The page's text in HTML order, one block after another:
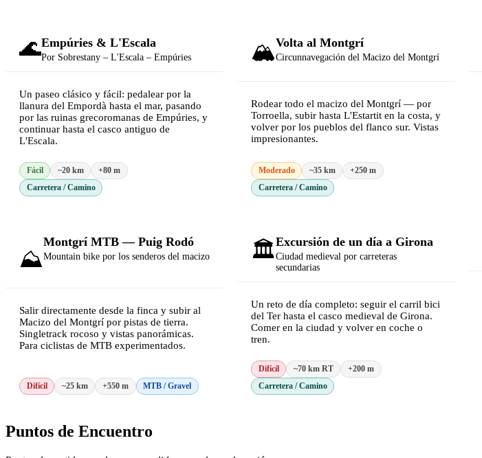
🌊Empúries & L'Escala
Por Sobrestany – L'Escala – Empúries
Un paseo clásico y fácil: pedalear por la
llanura del Empordà hasta el mar, pasando
por las ruinas grecoromanas de Empúries, y
continuar hasta el casco antiguo de
L'Escala.
Fácil ~20 km
+80 m
Carretera / Camino
🏔️Volta al Montgrí
Circunnavegación del Macizo del Montgrí
Rodear todo el macizo del Montgrí — por
Torroella, subir hasta L'Estartit en la costa, y
volver por los pueblos del flanco sur. Vistas
impresionantes.
Moderado ~35 km
+250 m
Carretera / Camino
⛰️
Montgrí MTB — Puig Rodó
Mountain bike por los senderos del macizo
Salir directamente desde la finca y subir al
Macizo del Montgrí por pistas de tierra.
Singletrack rocoso y vistas panorámicas.
Para ciclistas de MTB experimentados.
Difícil ~25 km +550 m MTB / Gravel
🏛️Excursión de un día a Girona
Ciudad medieval por carreteras
secundarias
Un reto de día completo: seguir el carril bici
del Ter hasta el casco medieval de Girona.
Comer en la ciudad y volver en coche o
tren.
Difícil ~70 km RT
+200 m
Carretera / Camino
Puntos de Encuentro